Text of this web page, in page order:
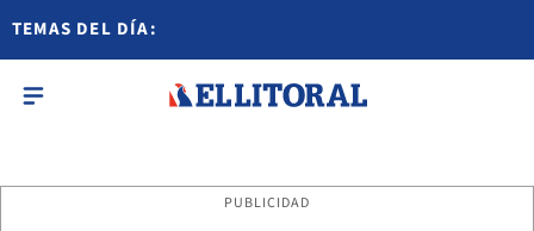
TEMAS DEL DÍA:
PUBLICIDAD